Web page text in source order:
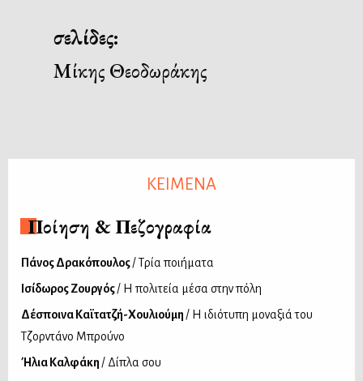
σελίδες:
Μίκης Θεοδωράκης
ΚΕΙΜΕΝΑ
Ποίηση & Πεζογραφία
Πάνος Δρακόπουλος/ Τρία ποιήματα
Ισίδωρος Ζουργός/ Η πολιτεία μέσα στην πόλη
Δέσποινα Καϊτατζή-Χουλιούμη / Η ιδιότυπη μοναξιά του
Τζορντάνο Μπρούνο
Ήλια Καλφάκη / Δίπλα σου